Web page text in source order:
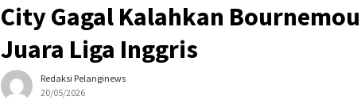
City Gagal Kalahkan
Juara Liga Inggris
Redaksi Pelanginews
20/05/2026